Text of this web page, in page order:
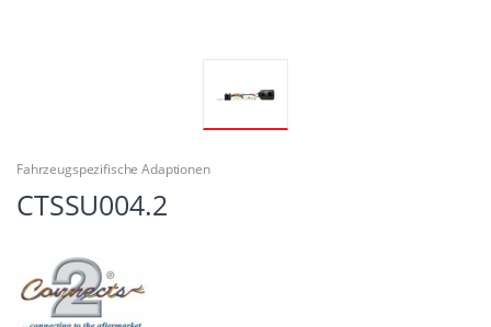
Fahrzeugspezifische Adaptionen
CTSSU004.2